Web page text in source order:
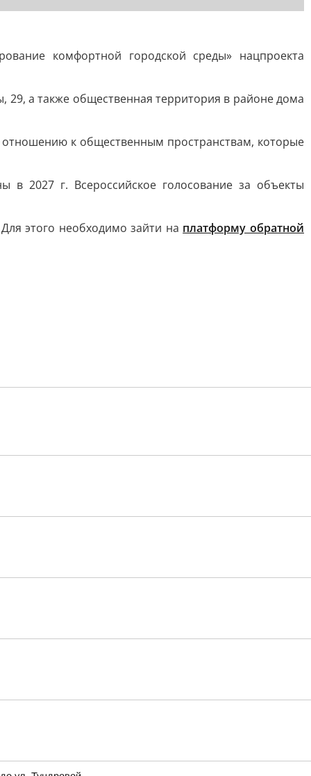
комфортной городской среды» нацпроекта
29, а также общественная территория в районе дома
к общественным пространствам, которые
в 2027 г. Всероссийское голосование за объекты
этого необходимо зайти на платформу обратной